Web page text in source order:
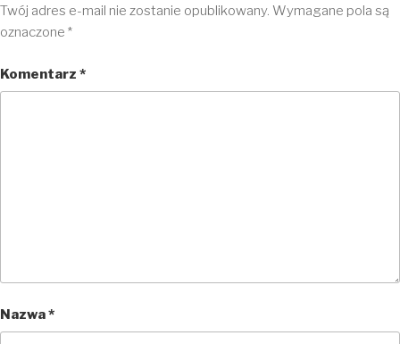
Twój adres e-mail nie zostanie opublikowany. Wymagane pola są
oznaczone *
Komentarz *
Nazwa*